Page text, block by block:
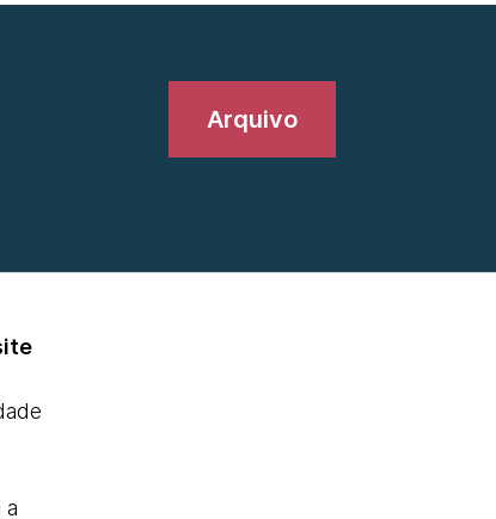
Arquivo
a